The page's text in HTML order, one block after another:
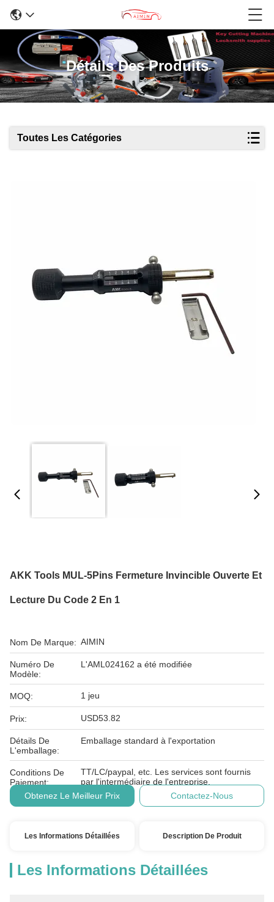
Détails Des Produits
Toutes Les Catégories
AKK Tools MUL-5Pins Fermeture Invincible Ouverte Et
Lecture Du Code 2 En 1
Nom De Marque: AIMIN
Numéro De
Modèle:
L'AML024162 a été modifiée
MOQ: 1 jeu
Prix: USD53.82
Détails De
L'emballage:
Emballage standard à l'exportation
Conditions De
Paiement:
TT/LC/paypal, etc. Les services sont fournis
par l'intermédiaire de l'entreprise.
Obtenez Le Meilleur Prix
Contactez-Nous
Les Informations Détaillées Description De Produit
Les Informations Détaillées